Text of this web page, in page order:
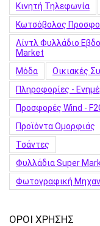
Κινητή Τηλεφωνία
Κωτσόβολος
Λίντλ Φυλλάδιο
Market
Μόδα
Οικιακές
Πληροφορίες -
Προσφορές Wind -
Προϊόντα Ομορφιάς
Τσάντες
Φυλλάδια Super
Φωτογραφική
ΟΡΟΙ ΧΡΗΣΗΣ